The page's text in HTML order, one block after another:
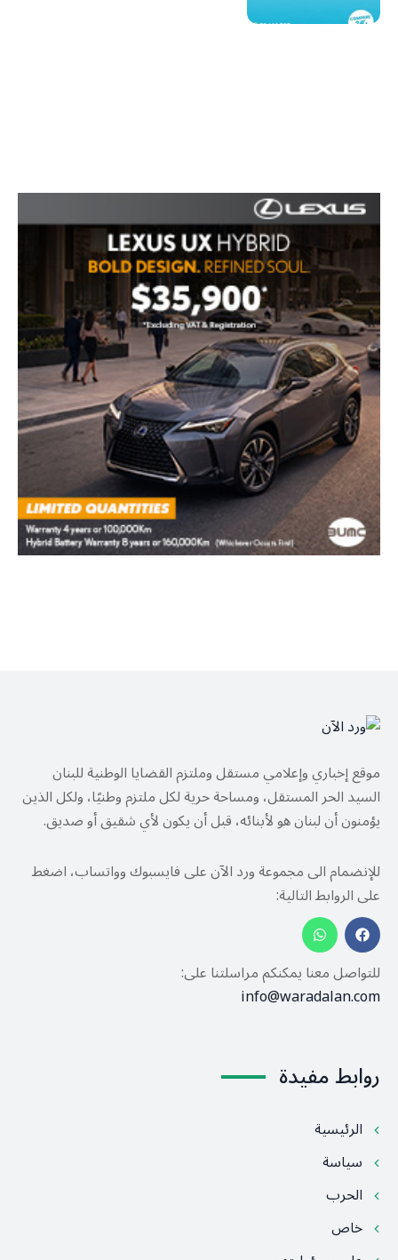
موقع إخباري وإعلامي مستقل وملتزم القضايا الوطنية للبنان
السيد الحر المستقل، ومساحة حرية لكل ملتزم وطنيًا، ولكل الذين
يؤمنون أن لبنان هو لأبنائه، قبل أن يكون لأي شقيق أو صديق.
للإنضمام الى مجموعة ورد الآن على فايسبوك وواتساب، اضغط
على الروابط التالية:
للتواصل معنا يمكنكم مراسلتنا على:
info@waradalan.com
روابط مفيدة
الرئيسية
سياسة
الحرب
خاص